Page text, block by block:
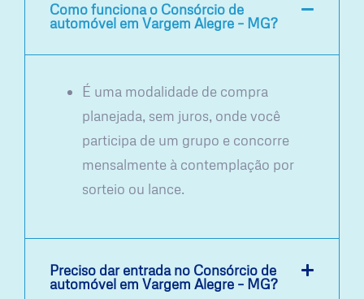
Como funciona o Consórcio de
automóvel em Vargem Alegre – MG?
É uma modalidade de compra
planejada, sem juros, onde você
participa de um grupo e concorre
mensalmente à contemplação por
sorteio ou lance.
Preciso dar entrada no Consórcio de
automóvel em Vargem Alegre – MG?